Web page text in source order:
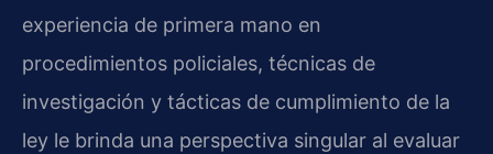
experiencia de primera mano en
procedimientos policiales, técnicas de
investigación y tácticas de cumplimiento de la
ley le brinda una perspectiva singular al evaluar